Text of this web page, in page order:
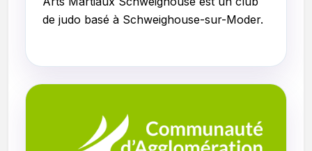
de judo basé à Schweighouse-sur-Moder.